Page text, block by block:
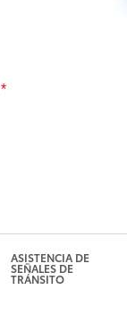
*
ASISTENCIA DE
SEÑALES DE
TRÁNSITO